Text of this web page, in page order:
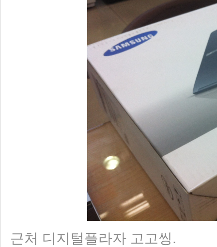
근처 디지털플라자 고고씽.